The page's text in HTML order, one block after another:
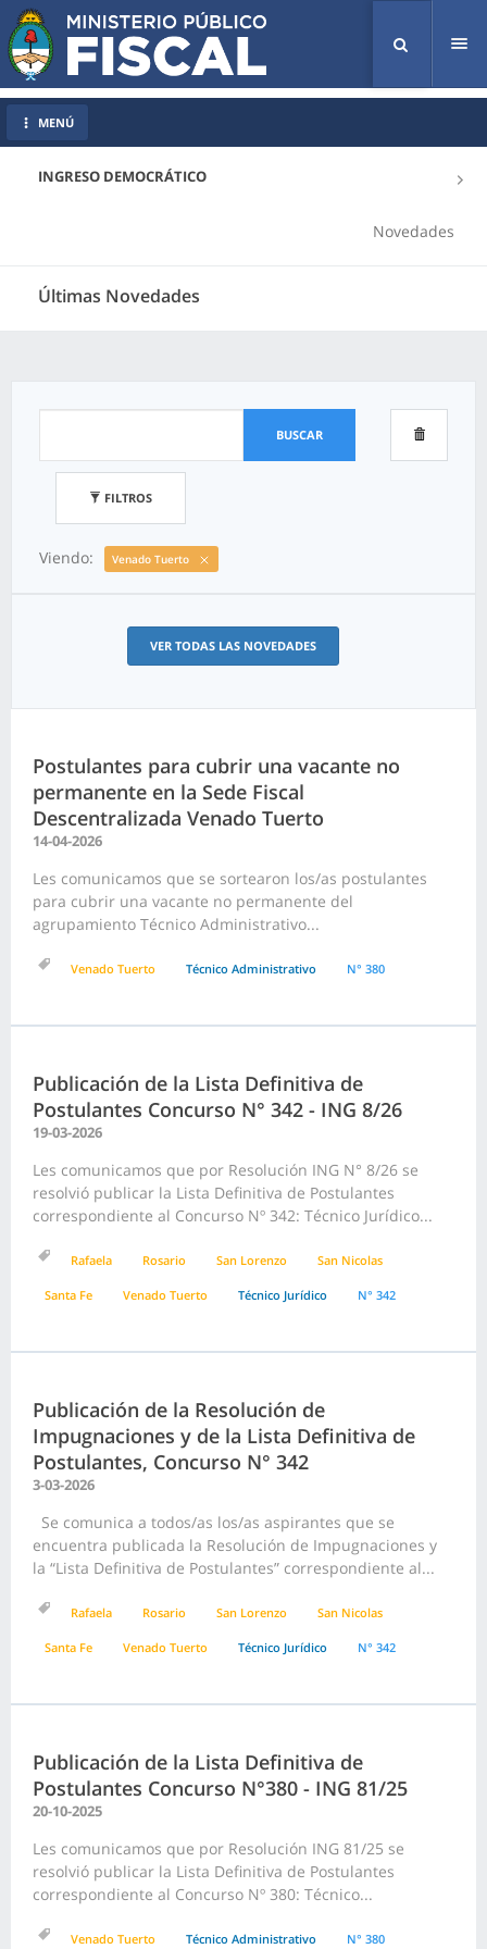
INGRESO DEMOCRÁTICO
Novedades
Últimas Novedades
MENÚ
BUSCAR
FILTROS
Viendo: Venado Tuerto
VER TODAS LAS NOVEDADES
Postulantes para cubrir una vacante no
permanente en la Sede Fiscal
Descentralizada Venado Tuerto
14-04-2026
Les comunicamos que se sortearon los/as postulantes
para cubrir una vacante no permanente del
agrupamiento Técnico Administrativo...
Venado Tuerto Técnico Administrativo N° 380
Publicación de la Lista Definitiva de
Postulantes Concurso N° 342 - ING 8/26
19-03-2026
Les comunicamos que por Resolución ING N° 8/26 se
resolvió publicar la Lista Definitiva de Postulantes
correspondiente al Concurso Nº 342: Técnico Jurídico...
Rafaela Rosario San Lorenzo San Nicolas
Santa Fe Venado Tuerto Técnico Jurídico N° 342
Publicación de la Resolución de
Impugnaciones y de la Lista Definitiva de
Postulantes, Concurso N° 342
3-03-2026
Se comunica a todos/as los/as aspirantes que se
encuentra publicada la Resolución de Impugnaciones y
la “Lista Definitiva de Postulantes” correspondiente al...
Rafaela Rosario San Lorenzo San Nicolas
Santa Fe Venado Tuerto Técnico Jurídico N° 342
Publicación de la Lista Definitiva de
Postulantes Concurso N°380 - ING 81/25
20-10-2025
Les comunicamos que por Resolución ING 81/25 se
resolvió publicar la Lista Definitiva de Postulantes
correspondiente al Concurso Nº 380: Técnico...
Venado Tuerto Técnico Administrativo N° 380